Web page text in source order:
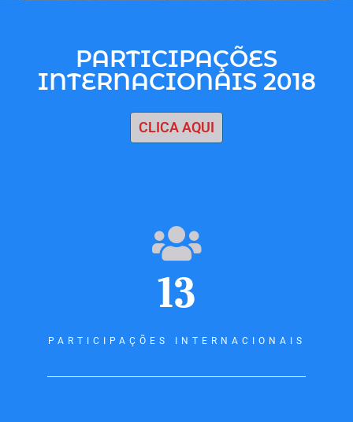
PARTICIPAÇÕES
INTERNACIONAIS 2018
CLICA AQUI
13
PARTICIPAÇÕES INTERNACIONAIS